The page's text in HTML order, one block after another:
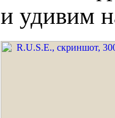
и удивим